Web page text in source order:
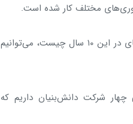
وی عنوان کرد: ما اگر همین الان بخواهیم بگوییم دستاوردهای در این ۱۰ سال چیست، می‌توانیم
شرکت دانش‌بنیان داریم که